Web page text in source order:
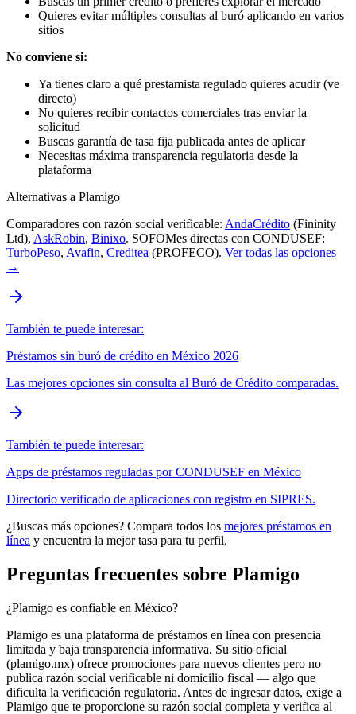
Quieres evitar múltiples consultas al buró aplicando en varios
sitios
No conviene si:
Ya tienes claro a qué prestamista regulado quieres acudir (ve
directo)
No quieres recibir contactos comerciales tras enviar la
solicitud
Buscas garantía de tasa fija publicada antes de aplicar
Necesitas máxima transparencia regulatoria desde la
plataforma
Alternativas a Plamigo
Comparadores con razón social verificable: AndaCrédito (Fininity
Ltd), AskRobin, Binixo. SOFOMes directas con CONDUSEF:
TurboPeso, Avafin, Creditea (PROFECO). Ver todas las opciones
→
También te puede interesar:
Préstamos sin buró de crédito en México 2026
Las mejores opciones sin consulta al Buró de Crédito comparadas.
También te puede interesar:
Apps de préstamos reguladas por CONDUSEF en México
Directorio verificado de aplicaciones con registro en SIPRES.
¿Buscas más opciones? Compara todos los mejores préstamos en
línea y encuentra la mejor tasa para tu perfil.
Preguntas frecuentes sobre Plamigo
¿Plamigo es confiable en México?
Plamigo es una plataforma de préstamos en línea con presencia
limitada y baja transparencia informativa. Su sitio oficial
(plamigo.mx) ofrece promociones para nuevos clientes pero no
publica razón social verificable ni domicilio fiscal — algo que
dificulta la verificación regulatoria. Antes de ingresar datos, exige a
Plamigo que te proporcione su razón social completa y verifica al